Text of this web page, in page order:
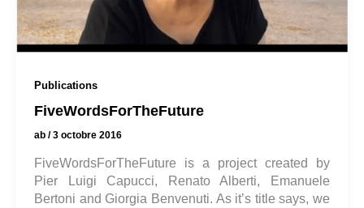
Publications
FiveWordsForTheFuture
ab /3 octobre 2016
FiveWordsForTheFuture is a project created by
Pier Luigi Capucci, Renato Alberti, Emanuele
Bertoni and Giorgia Benvenuti. As it’s title says, we